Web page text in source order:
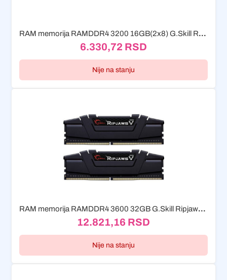
RAM memorija RAMDDR4 3200 16GB(2x8) G.Skill Ripjaws V
6.330,72 RSD
Nije na stanju
RAM memorija RAMDDR4 3600 32GB G.Skill Ripjaws V Kit (2x16GB)
12.821,16 RSD
Nije na stanju